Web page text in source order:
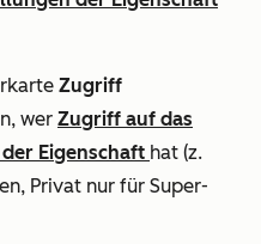
Zugriff
wer Zugriff auf das
Eigenschaft hat (z.
, Privat nur für Super-